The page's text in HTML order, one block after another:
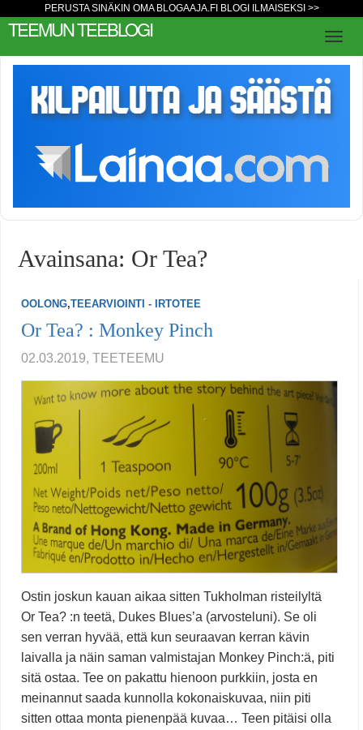
PERUSTA SINÄKIN OMA BLOGAAJA.FI BLOGI ILMAISEKSI >>
TEEMUN TEEBLOGI
Avainsana: Or Tea?
OOLONG,TEEARVIOINTI - IRTOTEE
Or Tea? : Monkey Pinch
02.03.2019, TEETEEMU
Ostin joskun kauan aikaa sitten Tukholman risteilyltä
Or Tea? :n teetä, Dukes Blues’a (arvosteluni). Se oli
sen verran hyvää, että kun seuraavan kerran kävin
laivalla ja näin saman valmistajan Monkey Pinch:ä, piti
sitä ostaa. Tee on pakattu hienoon purkkiin, josta en
meinannut saada kunnolla kokonaiskuvaa, niin piti
sitten ottaa monta pienenpää kuvaa… Teen pitäisi olla